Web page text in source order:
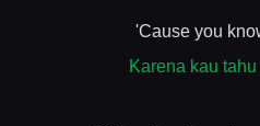
'Cause you
Karena kau